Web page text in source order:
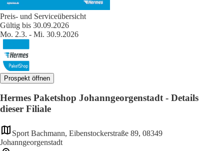
Preis- und Serviceübersicht
Gültig bis 30.09.2026
Mo. 2.3. - Mi. 30.9.2026
Prospekt öffnen
Hermes Paketshop Johanngeorgenstadt - Details
dieser Filiale
Sport Bachmann, Eibenstockerstraße 89, 08349
Johanngeorgenstadt